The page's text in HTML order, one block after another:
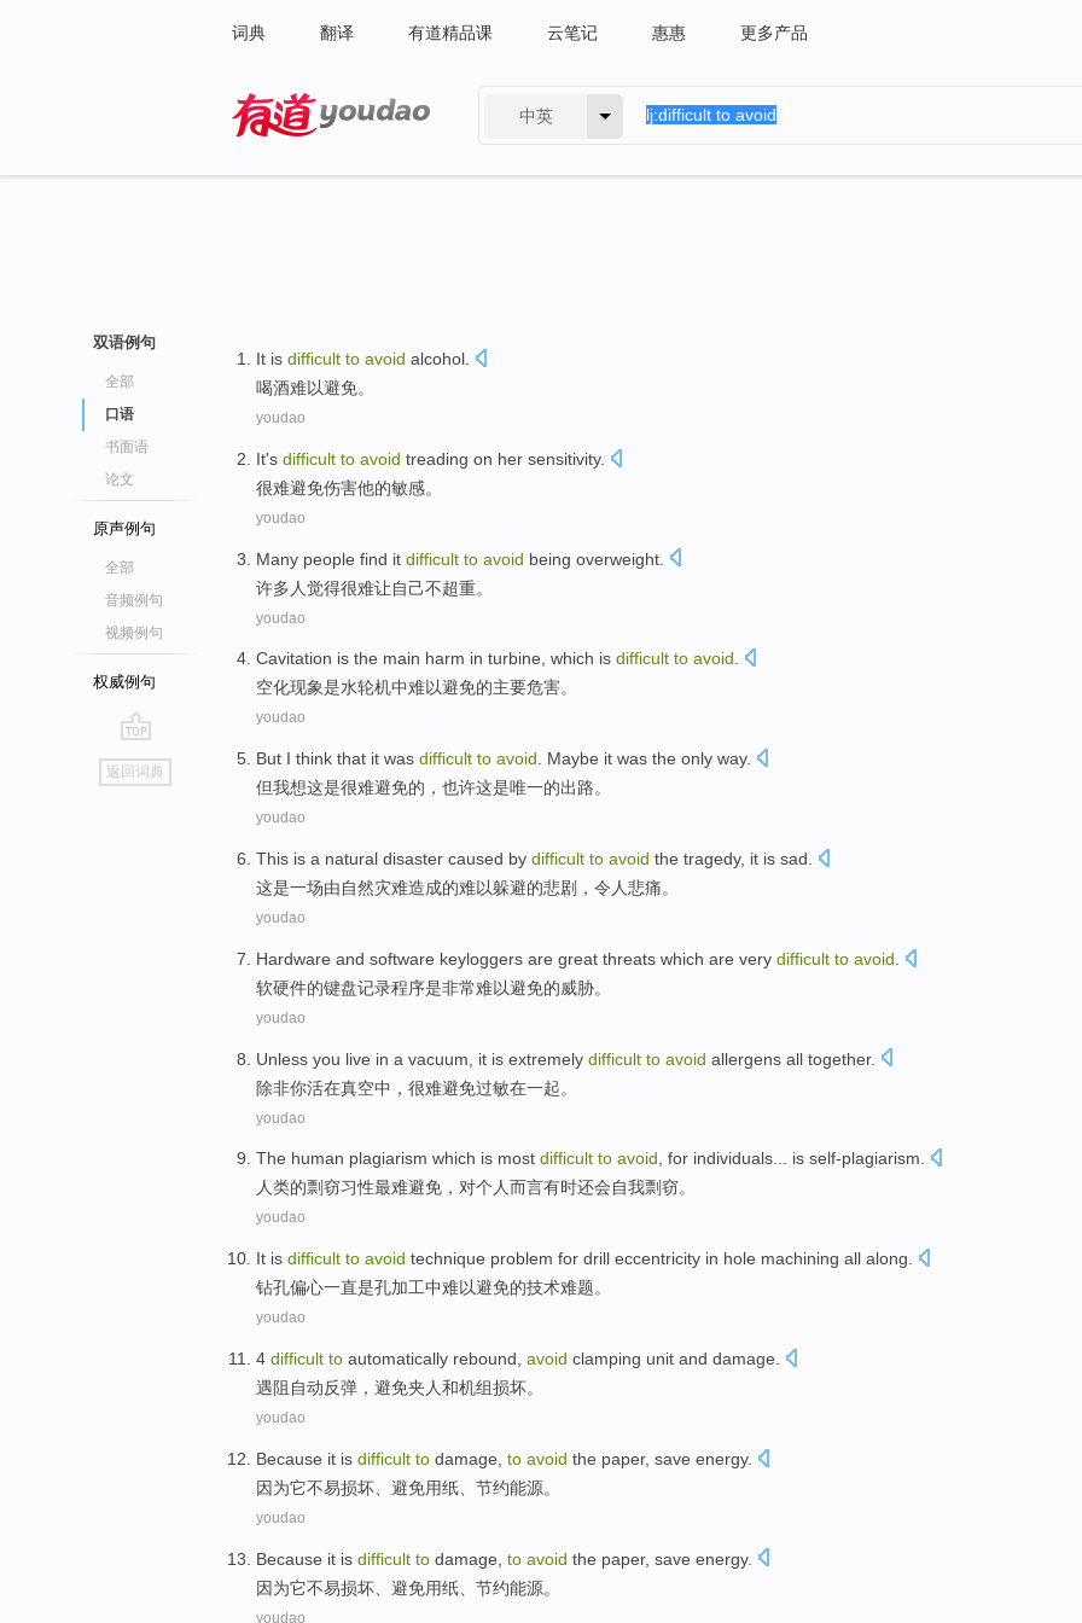
词典 翻译 有道精品课 云笔记 惠惠 更多产品
中英
双语例句
全部
口语
书面语
论文
原声例句
全部
音频例句
视频例句
权威例句
go
top
返回词典
It is difficult to avoid alcohol
喝酒难以避免。
youdao
It's difficult to avoid treading on her sensitivity.
很难避免伤害他的敏感。
youdao
Many people find it difficult to avoid being overweight.
许多 人觉得很难让自己不超重。
youdao
Cavitation is the main harm in turbine, which is difficult to avoid.
空化现象是水轮机中难以避免的主要危害。
youdao
But I think that it was difficult to avoid Maybe it was the only way.
但我想这是很难避免的， 也许这是唯一的出路。
youdao
This is a natural disaster caused by difficult to avoid the tragedy, it is sad
这是一场由自然灾难造成的难以躲避的悲剧 ， 令人悲痛。
youdao
Hardware and software keyloggers are great threats which are very difficult to avoid
软硬件的键盘记录程序是非常难以避免的威胁。
youdao
Unless you live in a vacuum it is extremely difficult to avoid allergens all together.
除非你活在真空中， 很难避免过敏在一起。
youdao
The human plagiarism which is most difficult to avoid, for individuals... is self-plagiarism.
人类的剽窃习性最难避免 ， 对个人而言有时还会自我剽窃。
youdao
It is difficult to avoid technique problem for drill eccentricity in hole machining all along.
钻孔偏心一直是孔加工中难以避免的技术难题。
youdao
4 difficult to automatically rebound avoid clamping unit and damage
遇阻 自动反弹 ， 避免夹人和机组损坏。
youdao
Because it is difficult to damage to avoid the paper, save energy.
因为它不易损坏 避免用纸 节约能源。
youdao
Because it is difficult to damage to avoid the paper, save energy.
因为它不易损坏 避免用纸 节约能源。
youdao